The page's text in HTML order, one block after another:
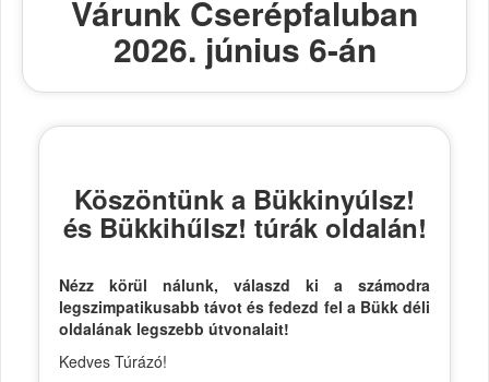
Várunk Cserépfaluban
2026. június 6-án
Köszöntünk a Bükkinyúlsz!
és Bükkihűlsz! túrák oldalán!
Nézz körül nálunk, válaszd ki a számodra
legszimpatikusabb távot és fedezd fel a Bükk déli
oldalának legszebb útvonalait!
Kedves Túrázó!